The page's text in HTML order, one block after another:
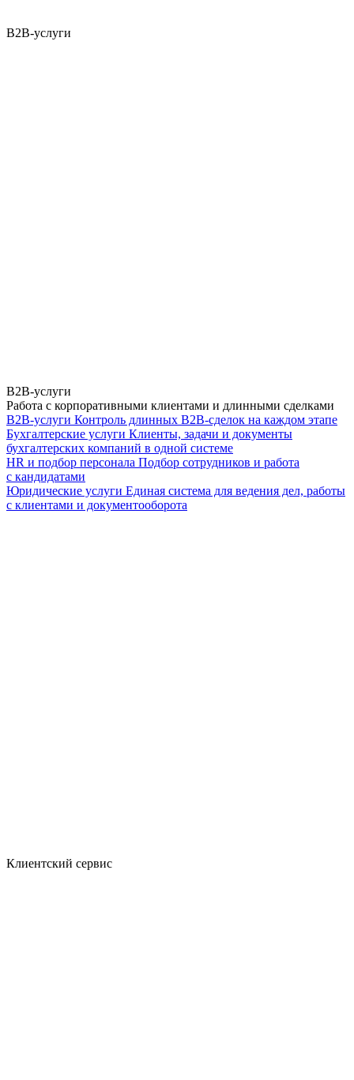
B2B-услуги
B2B-услуги
Работа с корпоративными клиентами и длинными сделками
B2B-услуги Контроль длинных B2B-сделок на каждом этапе
Бухгалтерские услуги Клиенты, задачи и документы
бухгалтерских компаний в одной системе
HR и подбор персонала Подбор сотрудников и работа
с кандидатами
Юридические услуги Единая система для ведения дел, работы
с клиентами и документооборота
Клиентский сервис